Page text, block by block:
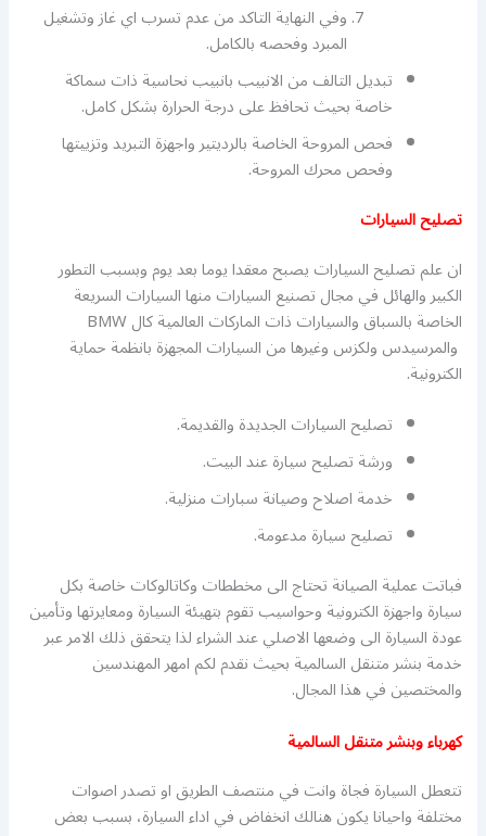
وفي النهاية التاكد من عدم تسرب اي غاز وتشغيل
المبرد وفحصه بالكامل.
تبديل التالف من الانبيب بانبيب نحاسية ذات سماكة
خاصة بحيث تحافظ على درجة الحرارة بشكل كامل.
فحص المروحة الخاصة بالرديتير واجهزة التبريد وتزييتها
وفحص محرك المروحة.
تصليح السيارات
ان علم تصليح السيارات يصبح معقدا يوما بعد يوم وبسبب التطور
الكبير والهائل في مجال تصنيع السيارات منها السيارات السريعة
الخاصة بالسباق والسيارات ذات الماركات العالمية كال BMW
والمرسيدس ولكزس وغيرها من السيارات المجهزة بانظمة حماية
الكترونية.
تصليح السيارات الجديدة والقديمة.
ورشة تصليح سيارة عند البيت.
خدمة اصلاح وصيانة سبارات منزلية.
تصليح سيارة مدعومة.
فباتت عملية الصيانة تحتاج الى مخططات وكاتالوكات خاصة بكل
سيارة واجهزة الكترونية وحواسيب تقوم بتهيئة السيارة ومعايرتها وتأمين
عودة السيارة الى وضعها الاصلي عند الشراء لذا يتحقق ذلك الامر عبر
خدمة بنشر متنقل السالمية بحيث نقدم لكم امهر المهندسين
والمختصين في هذا المجال.
كهرباء وبنشر متنقل السالمية
تتعطل السيارة فجاة وانت في منتصف الطريق او تصدر اصوات
مختلفة واحيانا يكون هنالك انخفاض في اداء السيارة، بسبب بعض